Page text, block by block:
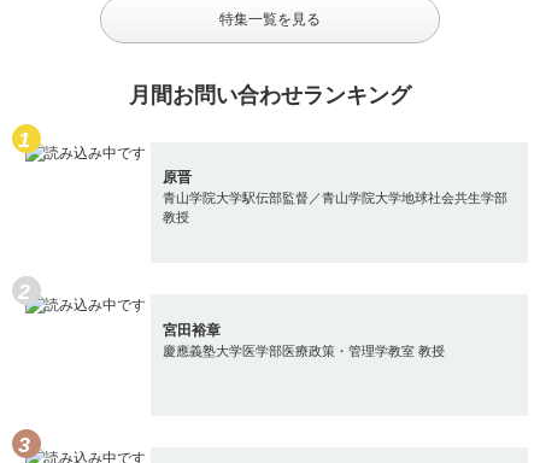
特集一覧を見る
月間お問い合わせランキング
原晋
青山学院大学駅伝部監督／青山学院大学地球社会共生学部
教授
宮田裕章
慶應義塾大学医学部医療政策・管理学教室 教授